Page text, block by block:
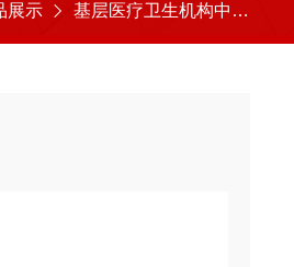
展示 基层医疗卫生机构中医诊疗区（中医馆）服务能力建设项目诊疗设备